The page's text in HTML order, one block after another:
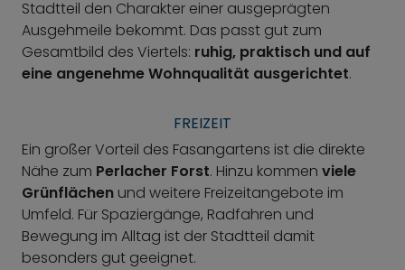
Stadtteil den Charakter einer ausgeprägten
Ausgehmeile bekommt. Das passt gut zum
Gesamtbild des Viertels: ruhig, praktisch und auf
eine angenehme Wohnqualität ausgerichtet.
FREIZEIT
Ein großer Vorteil des Fasangartens ist die direkte
Nähe zum Perlacher Forst. Hinzu kommen viele
Grünflächen und weitere Freizeitangebote im
Umfeld. Für Spaziergänge, Radfahren und
Bewegung im Alltag ist der Stadtteil damit
besonders gut geeignet.